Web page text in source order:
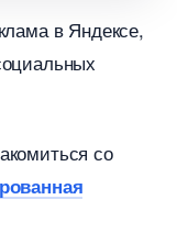
в Яндексе,
со